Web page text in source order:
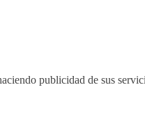
publicidad de sus